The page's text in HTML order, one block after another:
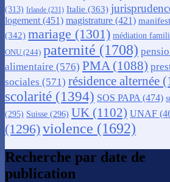
(313) Irlande (231) Italie (363)
logement (451) magistrature (421)
(342) mariage (1301) médiation
ONU (244) paternité (1708)
alimentaire (576) PMA(1088)
sociales (571) résidence alternée
scolarité (1394) SOS PAPA(474)
(295) Suisse (296) UK (1102) UNAF
(1296)violence (1692)
Recherche par date de
publication